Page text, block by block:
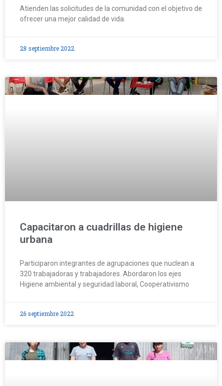
Atienden las solicitudes de la comunidad con el objetivo de
ofrecer una mejor calidad de vida.
28 septiembre 2022
Capacitaron a cuadrillas de higiene
urbana
Participaron integrantes de agrupaciones que nuclean a
320 trabajadoras y trabajadores. Abordaron los ejes
Higiene ambiental y seguridad laboral, Cooperativismo
26 septiembre 2022